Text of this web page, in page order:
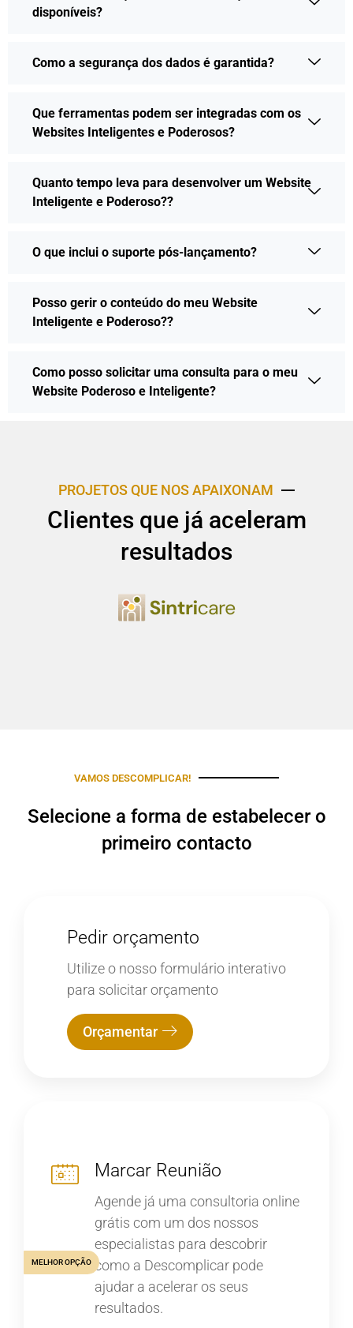
disponíveis?
Como a segurança dos dados é garantida?
Que ferramentas podem ser integradas com os
Websites Inteligentes e Poderosos?
Quanto tempo leva para desenvolver um Website
Inteligente e Poderoso??
O que inclui o suporte pós-lançamento?
Posso gerir o conteúdo do meu Website
Inteligente e Poderoso??
Como posso solicitar uma consulta para o meu
Website Poderoso e Inteligente?
PROJETOS QUE NOS APAIXONAM
Clientes que já aceleram
resultados
VAMOS DESCOMPLICAR!
Selecione a forma de estabelecer o
primeiro contacto
Pedir orçamento
Utilize o nosso formulário interativo
para solicitar orçamento
Orçamentar
Marcar Reunião
Agende já uma consultoria online
grátis com um dos nossos
especialistas para descobrir
como a Descomplicar pode
ajudar a acelerar os seus
resultados.
MELHOR OPÇÃO